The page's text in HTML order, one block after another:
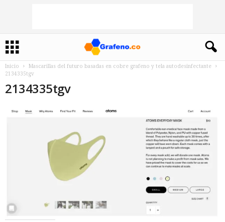
Inicio
Mascarillas del futuro basadas en cobre grafeno y tela autodesinfectante
2134335tgv
2134335tgv